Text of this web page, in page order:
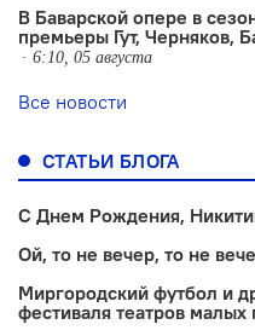
В Баварской опере в
премьеры Гут, Черняков,
6:10, 05 августа
Все новости
СТАТЬИ БЛОГА
С Днем Рождения,
Ой, то не вечер, то не
Миргородский футбол и
фестиваля театров малых